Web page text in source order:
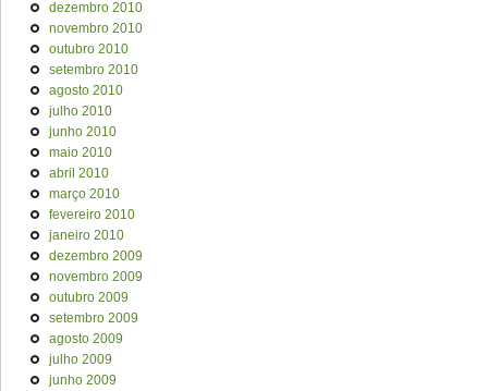
dezembro 2010
novembro 2010
outubro 2010
setembro 2010
agosto 2010
julho 2010
junho 2010
maio 2010
abril 2010
março 2010
fevereiro 2010
janeiro 2010
dezembro 2009
novembro 2009
outubro 2009
setembro 2009
agosto 2009
julho 2009
junho 2009